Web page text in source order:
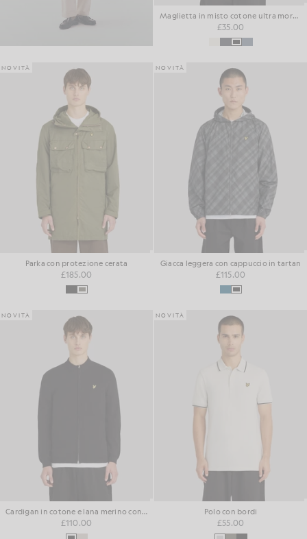
Maglietta in misto cotone ultra morbido
£35.00
NOVITÀ
Parka con protezione cerata
£185.00
NOVITÀ
Giacca leggera con cappuccio in tartan
£115.00
NOVITÀ
Cardigan in cotone e lana merino con zip
£110.00
NOVITÀ
Polo con bordi
£55.00